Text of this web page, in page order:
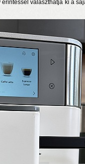
választhatja ki a